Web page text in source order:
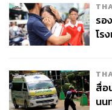
รอ
โร
สื่อ
นน